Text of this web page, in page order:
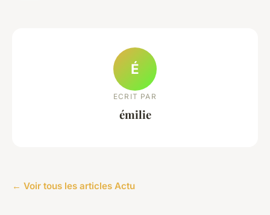
É
ECRIT PAR
émilie
← Voir tous les articles Actu